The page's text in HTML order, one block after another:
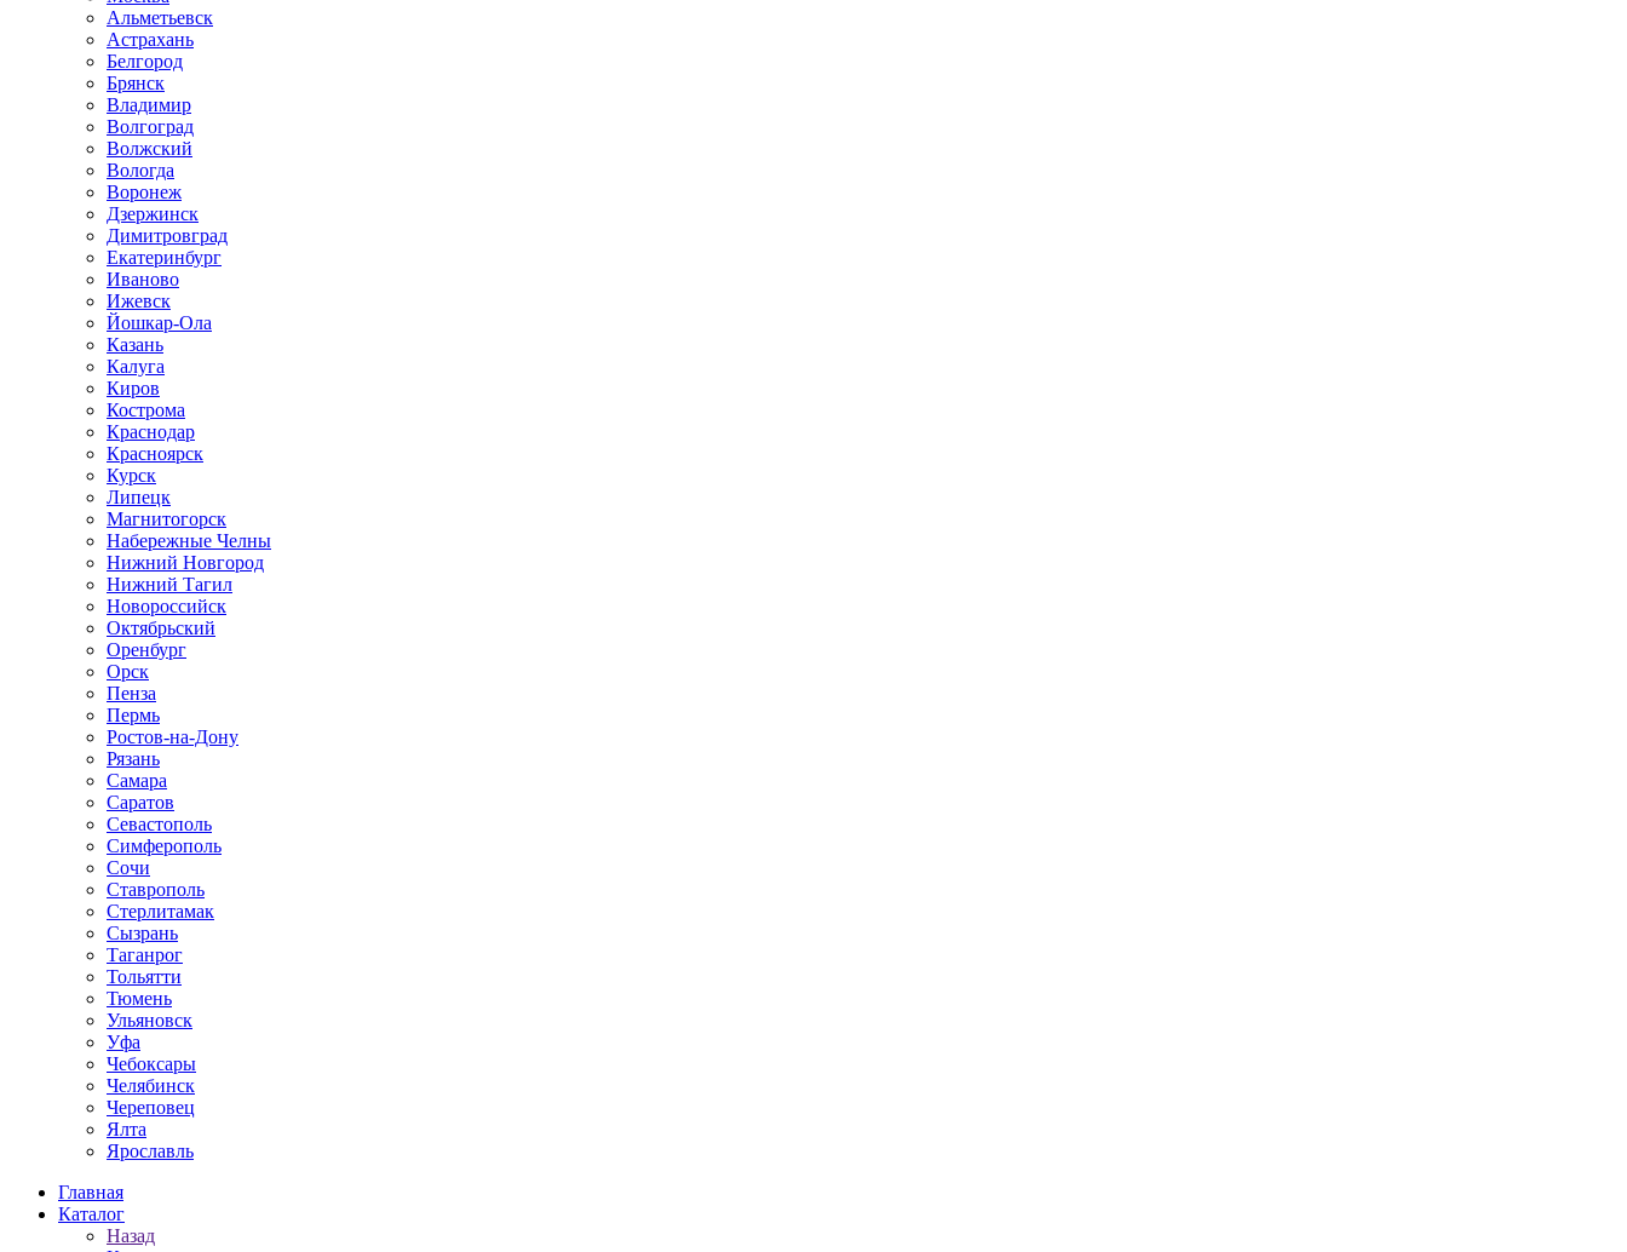
Альметьевск
Астрахань
Белгород
Брянск
Владимир
Волгоград
Волжский
Вологда
Воронеж
Дзержинск
Димитровград
Екатеринбург
Иваново
Ижевск
Йошкар-Ола
Казань
Калуга
Киров
Кострома
Краснодар
Красноярск
Курск
Липецк
Магнитогорск
Набережные Челны
Нижний Новгород
Нижний Тагил
Новороссийск
Октябрьский
Оренбург
Орск
Пенза
Пермь
Ростов-на-Дону
Рязань
Самара
Саратов
Севастополь
Симферополь
Сочи
Ставрополь
Стерлитамак
Сызрань
Таганрог
Тольятти
Тюмень
Ульяновск
Уфа
Чебоксары
Челябинск
Череповец
Ялта
Ярославль
Главная
Каталог
Назад